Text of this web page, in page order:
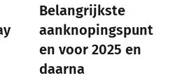
Belangrijkste
aanknopingspunt
en voor 2025 en
daarna